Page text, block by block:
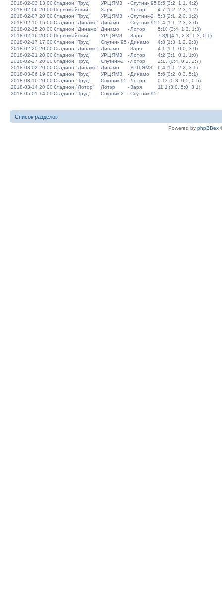
2018-02-03 13:00Стадион "Труд" УРЦ ЯМЗ -Спутник 95 8:5 (3:2, 1:1, 4:2)
2018-02-06 20:00Первомайский Заря - Лотор
4:7 (1:2, 2:3, 1:2)
2018-02-07 20:00Стадион "Труд" УРЦ ЯМЗ -Спутник-2
5:3 (2:1, 2:0, 1:2)
2018-02-10 15:00Стадион "Динамо" Динамо -Спутник 95 5:4 (1:1, 2:3, 2:0)
2018-02-15 20:00Стадион "Динамо" Динамо - Лотор
5:10 (3:4, 1:3, 1:3)
2018-02-16 20:00Первомайский УРЦ ЯМЗ -Заря
7:8Д (4:1, 2:3, 1:3, 0:1)
2018-02-17 17:00Стадион "Труд" Спутник 95 - Динамо
4:8 (1:3, 1:2, 2:3)
2018-02-20 20:00Стадион "Динамо" Динамо -Заря
4:1 (1:1, 0:0, 3:0)
2018-02-21 20:00Стадион "Труд" УРЦ ЯМЗ - Лотор
4:2 (3:1, 0:1, 1:0)
2018-02-27 20:00Стадион "Труд" Спутник-2 - Лотор
2:13 (0:4, 0:2, 2:7)
2018-03-02 20:00Стадион "Динамо" Динамо -УРЦ ЯМЗ
6:4 (1:1, 2:2, 3:1)
2018-03-06 19:00Стадион "Труд" УРЦ ЯМЗ - Динамо
5:6 (0:2, 0:3, 5:1)
2018-03-10 20:00Стадион "Труд" Спутник 95 - Лотор
0:13 (0:3, 0:5, 0:5)
2018-03-14 20:00Стадион "Лотор" Лотор -Заря
11:1 (3:0, 5:0, 3:1)
2018-05-01 14:00Стадион "Труд" Спутник-2 -Спутник 95
Список разделов
Powered by phpBBex